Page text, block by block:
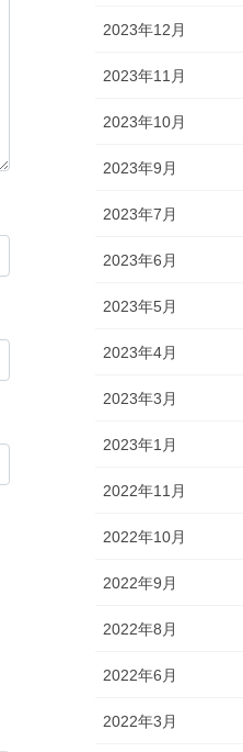
2023年12月
2023年11月
2023年10月
2023年9月
2023年7月
2023年6月
2023年5月
2023年4月
2023年3月
2023年1月
2022年11月
2022年10月
2022年9月
2022年8月
2022年6月
2022年3月